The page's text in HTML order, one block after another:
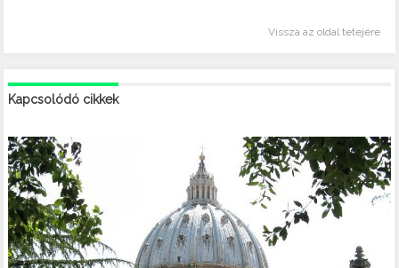
Vissza az oldal tetejére
Kapcsolódó cikkek